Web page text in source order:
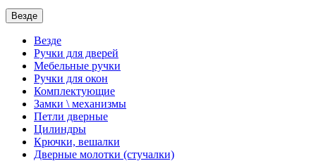
Везде
Везде
Ручки для дверей
Мебельные ручки
Ручки для окон
Комплектующие
Замки \ механизмы
Петли дверные
Цилиндры
Крючки, вешалки
Дверные молотки (стучалки)